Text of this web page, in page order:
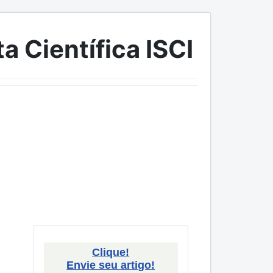
Científica ISCI
Clique!
Envie seu artigo!